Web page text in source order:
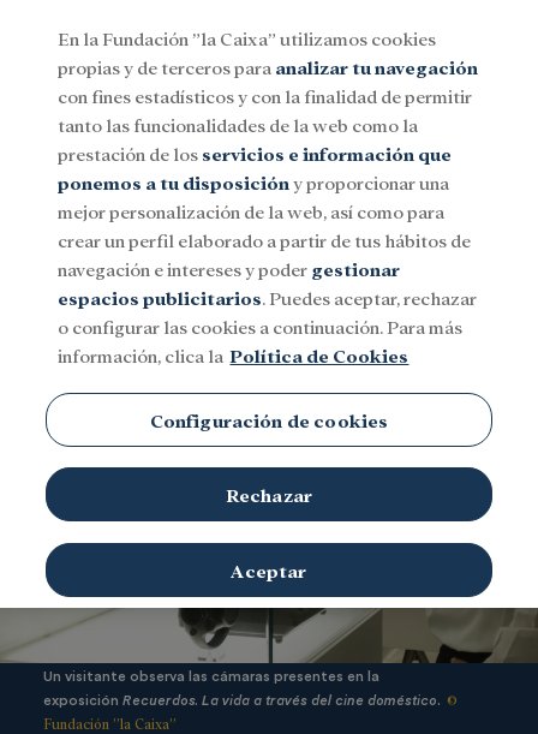
Menu
SocialInvestigación y becasCultura
Un visitante observa las cámaras presentes en la
exposición Recuerdos. La vida a través del cine doméstico. ©
Fundación ”la Caixa”
En la Fundación ”la Caixa” utilizamos cookies
propias y de terceros para analizar tu navegación
con fines estadísticos y con la finalidad de permitir
tanto las funcionalidades de la web como la
prestación de los servicios e información que
ponemos a tu disposición y proporcionar una
mejor personalización de la web, así como para
crear un perfil elaborado a partir de tus hábitos de
navegación e intereses y poder gestionar
espacios publicitarios. Puedes aceptar, rechazar
o configurar las cookies a continuación. Para más
información, clica la Política de Cookies
Configuración de cookies
Rechazar
Aceptar